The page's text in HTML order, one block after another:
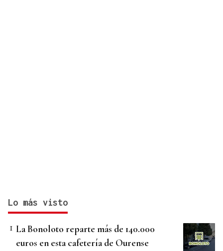
Lo más visto
La Bonoloto reparte más de 140.000
euros en esta cafetería de Ourense